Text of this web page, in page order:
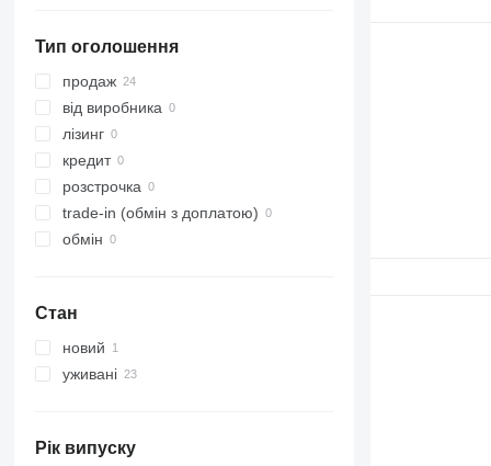
Тип оголошення
продаж
від виробника
лізинг
кредит
розстрочка
trade-in (обмін з доплатою)
обмін
Стан
новий
уживані
Рік випуску